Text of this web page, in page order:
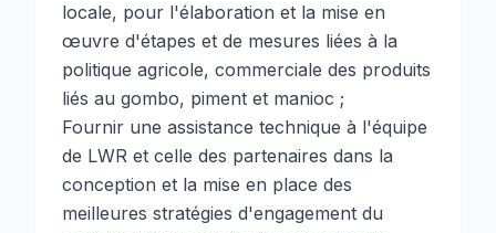
locale, pour l'élaboration et la mise en
œuvre d'étapes et de mesures liées à la
politique agricole, commerciale des produits
liés au gombo, piment et manioc ;
Fournir une assistance technique à l'équipe
de LWR et celle des partenaires dans la
conception et la mise en place des
meilleures stratégies d'engagement du